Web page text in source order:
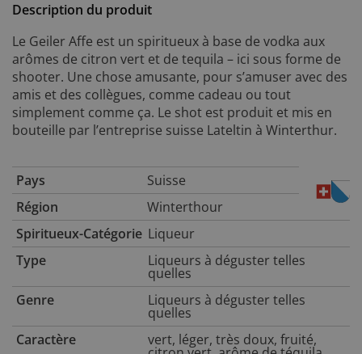
Description du produit
Le Geiler Affe est un spiritueux à base de vodka aux
arômes de citron vert et de tequila – ici sous forme de
shooter. Une chose amusante, pour s’amuser avec des
amis et des collègues, comme cadeau ou tout
simplement comme ça. Le shot est produit et mis en
bouteille par l’entreprise suisse Lateltin à Winterthur.
Pays
Suisse
Région
Winterthour
Spiritueux-Catégorie Liqueur
Type
Liqueurs à déguster telles
quelles
Genre
Liqueurs à déguster telles
quelles
Caractère
vert, léger, très doux, fruité,